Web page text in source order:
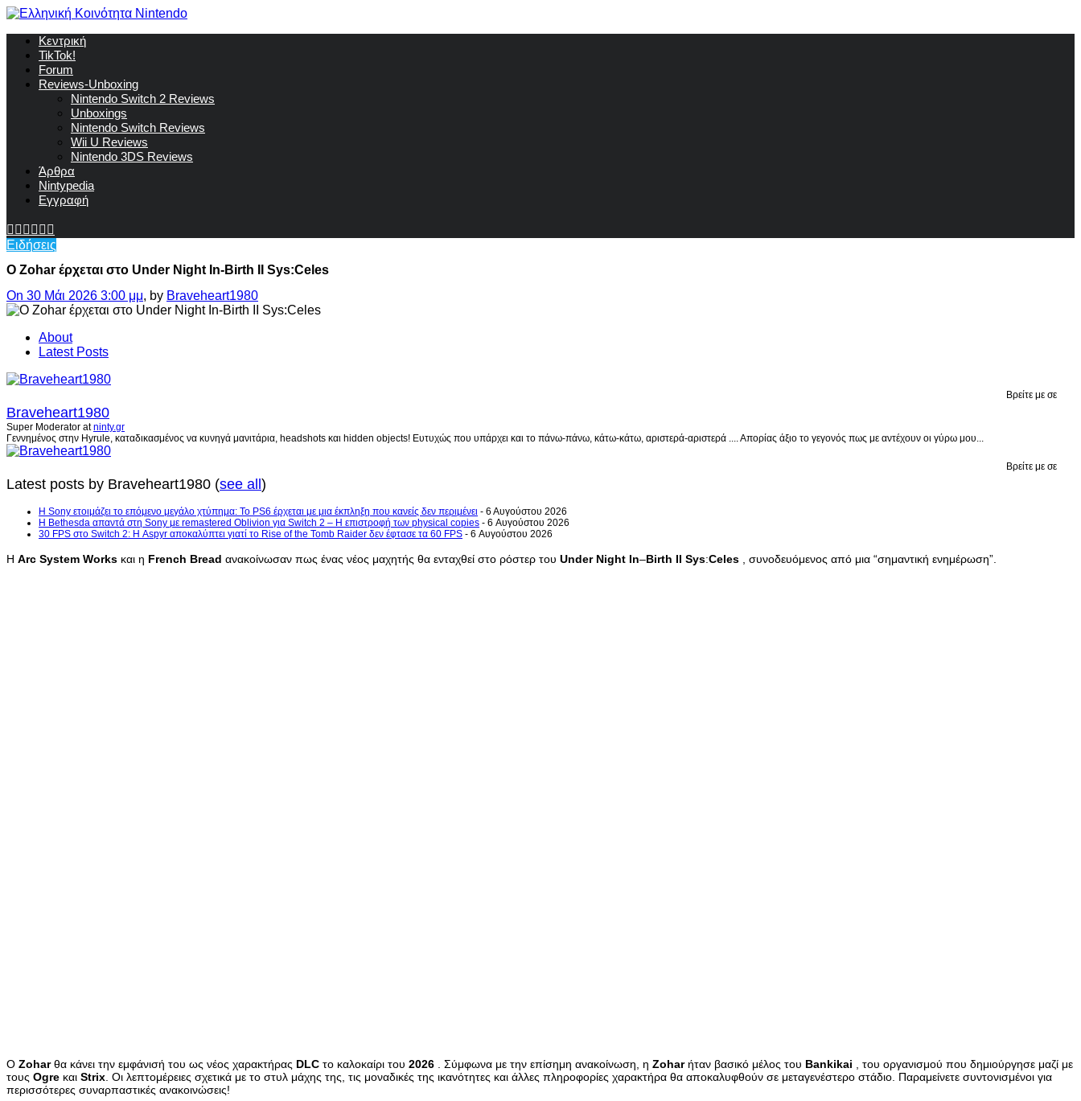
Κεντρική
TikTok!
Forum
Reviews-Unboxing
Nintendo Switch 2 Reviews
Unboxings
Nintendo Switch Reviews
Wii U Reviews
Nintendo 3DS Reviews
Άρθρα
Nintypedia
Εγγραφή
Ειδήσεις
Ο Zohar έρχεται στο Under Night In-Birth II Sys:Celes
On 30 Μάι 2026 3:00 μμ, by Braveheart1980
About
Latest Posts
Βρείτε με σε
Braveheart1980
Super Moderator atninty.gr
Γεννημένος στην Hyrule, καταδικασμένος να κυνηγά μανιτάρια, headshots και hidden objects! Ευτυχώς που υπάρχει και το πάνω-πάνω, κάτω-κάτω, αριστερά-αριστερά .... Απορίας άξιο το γεγονός πως με αντέχουν οι γύρω μου...
Βρείτε με σε
Latest posts by Braveheart1980 (see all)
Η Sony ετοιμάζει το επόμενο μεγάλο χτύπημα: Το PS6 έρχεται με μια έκπληξη που κανείς δεν περιμένει - 6 Αυγούστου 2026
Η Bethesda απαντά στη Sony με remastered Oblivion για Switch 2 – Η επιστροφή των physical copies - 6 Αυγούστου 2026
30 FPS στο Switch 2: Η Aspyr αποκαλύπτει γιατί το Rise of the Tomb Raider δεν έφτασε τα 60 FPS - 6 Αυγούστου 2026
Η Arc System Works και η French Bread ανακοίνωσαν πως ένας νέος μαχητής θα ενταχθεί στο ρόστερ του Under Night In–Birth II Sys:Celes , συνοδευόμενος από μια “σημαντική ενημέρωση”.
Ο Zoharθα κάνει την εμφάνισή του ως νέος χαρακτήρας DLC το καλοκαίρι του 2026 . Σύμφωνα με την επίσημη ανακοίνωση, η Zoharήταν βασικό μέλος του Bankikai , του οργανισμού που δημιούργησε μαζί με
τους Ogre και Strix . Οι λεπτομέρειες σχετικά με το στυλ μάχης της, τις μοναδικές της ικανότητες και άλλες πληροφορίες χαρακτήρα θα αποκαλυφθούν σε μεταγενέστερο στάδιο. Παραμείνετε συντονισμένοι για
περισσότερες συναρπαστικές ανακοινώσεις!